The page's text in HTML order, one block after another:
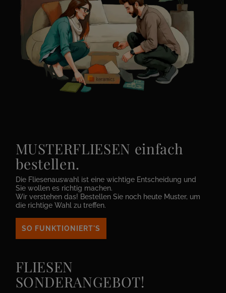
MUSTERFLIESEN einfach
bestellen.
Die Fliesenauswahl ist eine wichtige Entscheidung und
Sie wollen es richtig machen.
Wir verstehen das! Bestellen Sie noch heute Muster, um
die richtige Wahl zu treffen.
SO FUNKTIONIERT'S
FLIESEN
SONDERANGEBOT!